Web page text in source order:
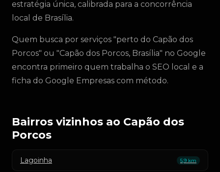
estratégia única, calibrada para a concorrência
local de Brasília.
Quem busca por serviços "perto do Capão dos
Porcos" ou "Capão dos Porcos, Brasília" no Google
encontra primeiro quem trabalha o SEO local e a
ficha do Google Empresas com método.
Bairros vizinhos ao Capão dos
Porcos
Lagoinha 5,9 km